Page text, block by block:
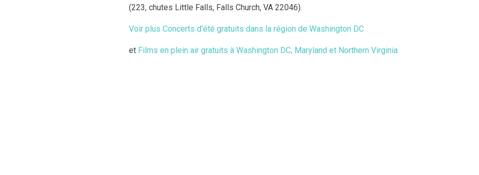
(223, chutes Little Falls, Falls Church, VA 22046).
Voir plus Concerts d'été gratuits dans la région de Washington DC
et Films en plein air gratuits à Washington DC, Maryland et Northern Virginia